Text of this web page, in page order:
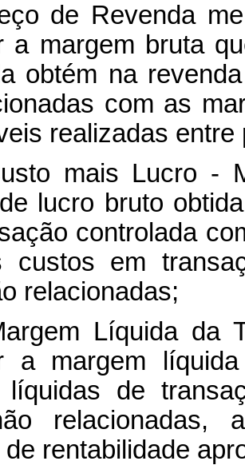
de Revenda
a margem bruta
obtém na
com as
realizadas
mais Lucro -
lucro bruto
controlada
custos em
relacionadas;
Líquida da
a margem
líquidas de
relacionadas,
rentabilidade